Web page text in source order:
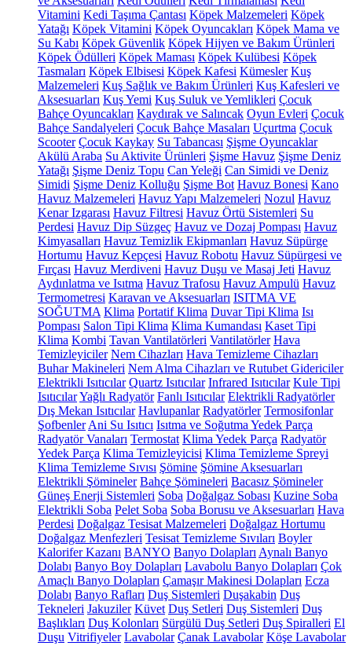
Vitamini Kedi Taşıma Çantası Köpek Malzemeleri Köpek
Yatağı Köpek Vitamini Köpek Oyuncakları Köpek Mama ve
Su Kabı Köpek Güvenlik Köpek Hijyen ve Bakım Ürünleri
Köpek Ödülleri Köpek Maması Köpek Kulübesi Köpek
Tasmaları Köpek Elbisesi Köpek Kafesi Kümesler Kuş
Malzemeleri Kuş Sağlık ve Bakım Ürünleri Kuş Kafesleri ve
Aksesuarları Kuş Yemi Kuş Suluk ve Yemlikleri Çocuk
Bahçe Oyuncakları Kaydırak ve Salıncak Oyun Evleri Çocuk
Bahçe Sandalyeleri Çocuk Bahçe Masaları Uçurtma Çocuk
Scooter Çocuk Kaykay Su Tabancası Şişme Oyuncaklar
Akülü Araba Su Aktivite Ürünleri Şişme Havuz Şişme Deniz
Yatağı Şişme Deniz Topu Can Yeleği Can Simidi ve Deniz
Simidi Şişme Deniz Kolluğu Şişme Bot Havuz Bonesi Kano
Havuz Malzemeleri Havuz Yapı Malzemeleri Nozul Havuz
Kenar Izgarası Havuz Filtresi Havuz Örtü Sistemleri Su
Perdesi Havuz Dip Süzgeç Havuz ve Dozaj Pompası Havuz
Kimyasalları Havuz Temizlik Ekipmanları Havuz Süpürge
Hortumu Havuz Kepçesi Havuz Robotu Havuz Süpürgesi ve
Fırçası Havuz Merdiveni Havuz Duşu ve Masaj Jeti Havuz
Aydınlatma ve Isıtma Havuz Trafosu Havuz Ampulü Havuz
Termometresi Karavan ve Aksesuarları ISITMA VE
SOĞUTMA Klima Portatif Klima Duvar Tipi Klima Isı
Pompası Salon Tipi Klima Klima Kumandası Kaset Tipi
Klima Kombi Tavan Vantilatörleri Vantilatörler Hava
Temizleyiciler Nem Cihazları Hava Temizleme Cihazları
Buhar Makineleri Nem Alma Cihazları ve Rutubet Gidericiler
Elektrikli Isıtıcılar Quartz Isıtıcılar Infrared Isıtıcılar Kule Tipi
IsıtıcılarYağlı Radyatör Fanlı Isıtıcılar Elektrikli Radyatörler
Dış Mekan Isıtıcılar Havlupanlar Radyatörler Termosifonlar
Şofbenler Ani Su Isıtıcı Isıtma ve Soğutma Yedek Parça
Radyatör Vanaları Termostat Klima Yedek Parça Radyatör
Yedek Parça Klima Temizleyicisi Klima Temizleme Spreyi
Klima Temizleme Sıvısı Şömine Şömine Aksesuarları
Elektrikli Şömineler Bahçe Şömineleri Bacasız Şömineler
Güneş Enerji Sistemleri Soba Doğalgaz Sobası Kuzine Soba
Elektrikli Soba Pelet Soba Soba Borusu ve Aksesuarları Hava
Perdesi Doğalgaz Tesisat Malzemeleri Doğalgaz Hortumu
Doğalgaz Menfezleri Tesisat Temizleme Sıvıları Boyler
Kalorifer Kazanı BANYO Banyo Dolapları Aynalı Banyo
Dolabı Banyo Boy Dolapları Lavabolu Banyo Dolapları Çok
Amaçlı Banyo Dolapları Çamaşır Makinesi Dolapları Ecza
Dolabı Banyo Rafları Duş Sistemleri Duşakabin Duş
Tekneleri Jakuziler Küvet Duş Setleri Duş Sistemleri Duş
Başlıkları Duş Kolonları Sürgülü Duş Setleri Duş Spiralleri El
Duşu Vitrifiyeler Lavabolar Çanak Lavabolar Köşe Lavabolar